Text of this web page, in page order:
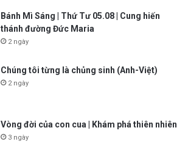
Bánh Mì Sáng | Thứ Tư 05.08 | Cung hiến
thánh đường Đức Maria
2 ngày
Chúng tôi từng là chủng sinh (Anh-Việt)
2 ngày
Vòng đời của con cua | Khám phá thiên nhiên
3 ngày